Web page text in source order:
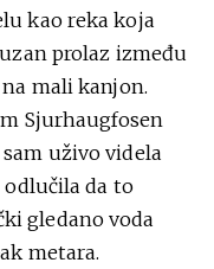
kao reka koja
prolaz između
mali kanjon.
Sjurhaugfosen
sam uživo videla
odlučila da to
gledano voda
metara.